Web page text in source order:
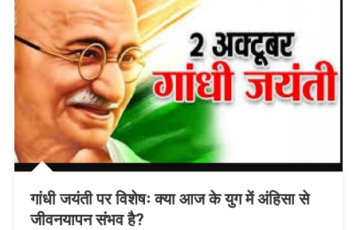
गांधी जयंती पर विशेषः क्या आज के युग में अंहिसा से
जीवनयापन संभव है?